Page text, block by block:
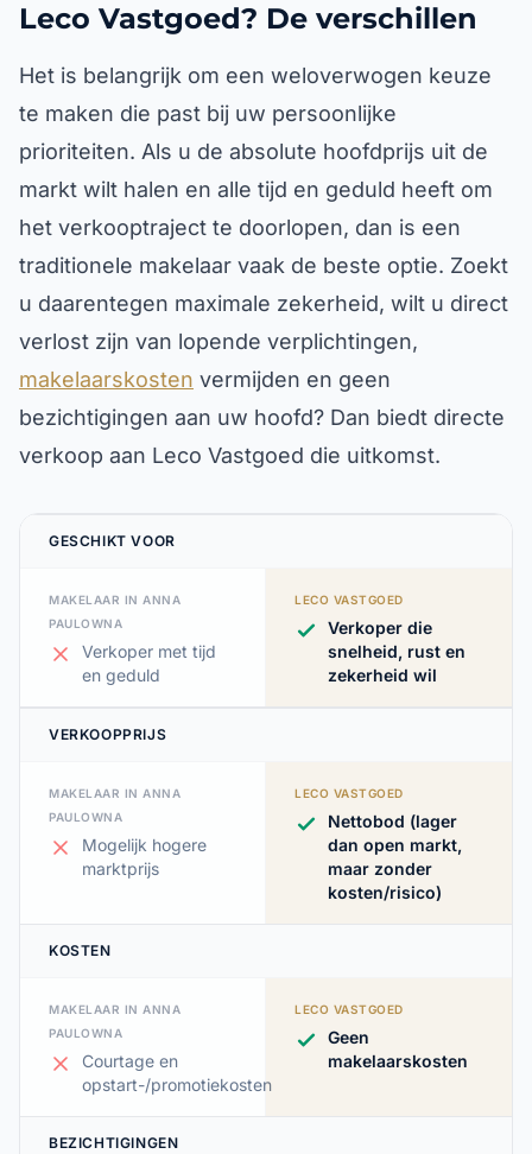
Leco Vastgoed? De verschillen
Het is belangrijk om een weloverwogen keuze
te maken die past bij uw persoonlijke
prioriteiten. Als u de absolute hoofdprijs uit de
markt wilt halen en alle tijd en geduld heeft om
het verkooptraject te doorlopen, dan is een
traditionele makelaar vaak de beste optie. Zoekt
u daarentegen maximale zekerheid, wilt u direct
verlost zijn van lopende verplichtingen,
makelaarskosten vermijden en geen
bezichtigingen aan uw hoofd? Dan biedt directe
verkoop aan Leco Vastgoed die uitkomst.
GESCHIKT VOOR
MAKELAAR IN ANNA
PAULOWNA
Verkoper met tijd
en geduld
LECO VASTGOED
Verkoper die
snelheid, rust en
zekerheid wil
VERKOOPPRIJS
MAKELAAR IN ANNA
PAULOWNA
Mogelijk hogere
marktprijs
LECO VASTGOED
Nettobod (lager
dan open markt,
maar zonder
kosten/risico)
KOSTEN
MAKELAAR IN ANNA
PAULOWNA
Courtage en
opstart-/promotiekosten
LECO VASTGOED
Geen
makelaarskosten
BEZICHTIGINGEN